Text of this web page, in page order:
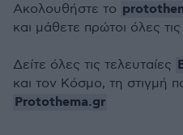
Ακολουθήστε το
και μάθετε πρώτοι όλες τις
Δείτε όλες τις τελευταίες
και τον Κόσμο, τη στιγμή
Protothema.gr